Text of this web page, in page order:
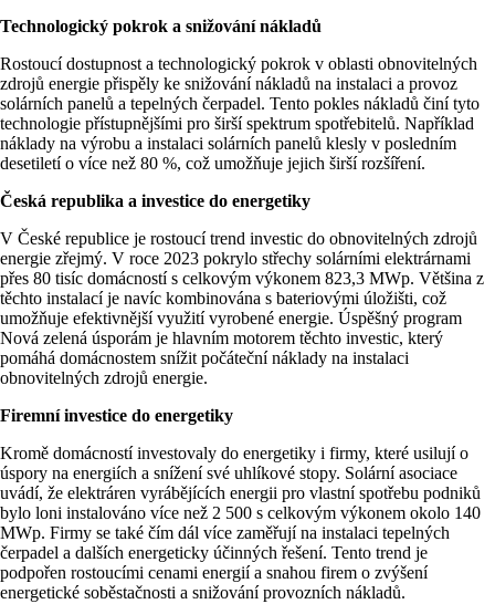
Technologický pokrok a snižování nákladů
Rostoucí dostupnost a technologický pokrok v oblasti obnovitelných
zdrojů energie přispěly ke snižování nákladů na instalaci a provoz
solárních panelů a tepelných čerpadel. Tento pokles nákladů činí tyto
technologie přístupnějšími pro širší spektrum spotřebitelů. Například
náklady na výrobu a instalaci solárních panelů klesly v posledním
desetiletí o více než 80 %, což umožňuje jejich širší rozšíření​.
Česká republika a investice do energetiky
V České republice je rostoucí trend investic do obnovitelných zdrojů
energie zřejmý. V roce 2023 pokrylo střechy solárními elektrárnami
přes 80 tisíc domácností s celkovým výkonem 823,3 MWp. Většina z
těchto instalací je navíc kombinována s bateriovými úložišti, což
umožňuje efektivnější využití vyrobené energie. Úspěšný program
Nová zelená úsporám je hlavním motorem těchto investic, který
pomáhá domácnostem snížit počáteční náklady na instalaci
obnovitelných zdrojů energie​.
Firemní investice do energetiky
Kromě domácností investovaly do energetiky i firmy, které usilují o
úspory na energiích a snížení své uhlíkové stopy. Solární asociace
uvádí, že elektráren vyrábějících energii pro vlastní spotřebu podniků
bylo loni instalováno více než 2 500 s celkovým výkonem okolo 140
MWp. Firmy se také čím dál více zaměřují na instalaci tepelných
čerpadel a dalších energeticky účinných řešení. Tento trend je
podpořen rostoucími cenami energií a snahou firem o zvýšení
energetické soběstačnosti a snižování provozních nákladů​.